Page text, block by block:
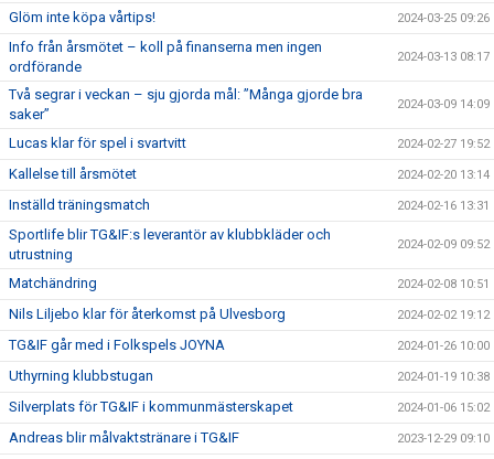
Glöm inte köpa vårtips! 2024-03-25 09:26
Info från årsmötet – koll på finanserna men ingen
ordförande
2024-03-13 08:17
Två segrar i veckan – sju gjorda mål: ”Många gjorde bra
saker”
2024-03-09 14:09
Lucas klar för spel i svartvitt 2024-02-27 19:52
Kallelse till årsmötet 2024-02-20 13:14
Inställd träningsmatch 2024-02-16 13:31
Sportlife blir TG&IF:s leverantör av klubbkläder och
utrustning
2024-02-09 09:52
Matchändring 2024-02-08 10:51
Nils Liljebo klar för återkomst på Ulvesborg 2024-02-02 19:12
TG&IF går med i Folkspels JOYNA 2024-01-26 10:00
Uthyrning klubbstugan 2024-01-19 10:38
Silverplats för TG&IF i kommunmästerskapet 2024-01-06 15:02
Andreas blir målvaktstränare i TG&IF 2023-12-29 09:10